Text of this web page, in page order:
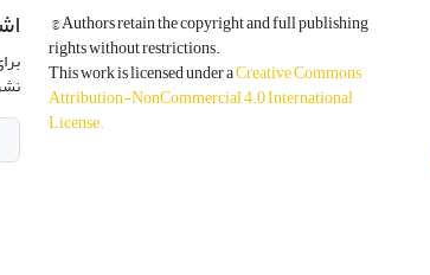
© Authors retain the copyright and full publishing
rights without restrictions.
This work is licensed under aCreative Commons
Attribution-NonCommercial 4.0 International
License.